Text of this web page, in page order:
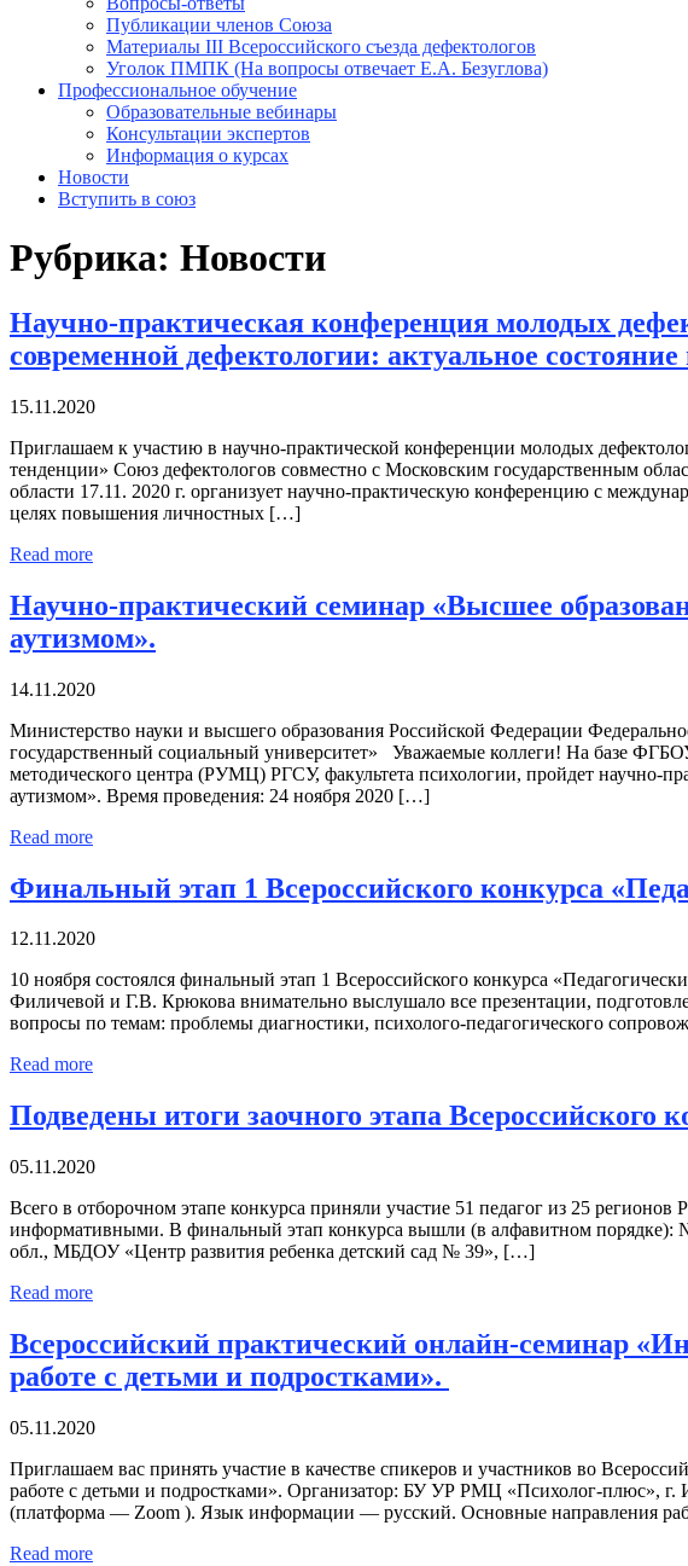
Публикации членов Союза
Материалы III Всероссийского съезда дефектологов
Уголок ПМПК (На вопросы отвечает Е.А. Безуглова)
Профессиональное обучение
Образовательные вебинары
Консультации экспертов
Информация о курсах
Новости
Вступить в союз
Рубрика: Новости
Научно-практическая конференция молодых
современной дефектологии: актуальное
15.11.2020
Приглашаем к участию в научно-практической конференции молодых
тенденции» Союз дефектологов совместно с Московским государственным
области 17.11. 2020 г. организует научно-практическую конференцию с
целях повышения личностных […]
Read more
Научно-практический семинар «Высшее
аутизмом».
14.11.2020
Министерство науки и высшего образования Российской Федерации
государственный социальный университет» Уважаемые коллеги! На базе
методического центра (РУМЦ) РГСУ, факультета психологии, пройдет научно-
аутизмом». Время проведения: 24 ноября 2020 […]
Read more
Финальный этап 1 Всероссийского конкурса
12.11.2020
10 ноября состоялся финальный этап 1 Всероссийского конкурса
Филичевой и Г.В. Крюкова внимательно выслушало все презентации,
вопросы по темам: проблемы диагностики, психолого-педагогического
Read more
Подведены итоги заочного этапа Всероссийского
05.11.2020
Всего в отборочном этапе конкурса приняли участие 51 педагог из 25
информативными. В финальный этап конкурса вышли (в алфавитном
обл., МБДОУ «Центр развития ребенка детский сад № 39», […]
Read more
Всероссийский практический онлайн-семинар
работе с детьми и подростками».
05.11.2020
Приглашаем вас принять участие в качестве спикеров и участников во
работе с детьми и подростками». Организатор: БУ УР РМЦ «Психолог-плюс»,
(платформа — Zoom ). Язык информации — русский. Основные направления
Read more